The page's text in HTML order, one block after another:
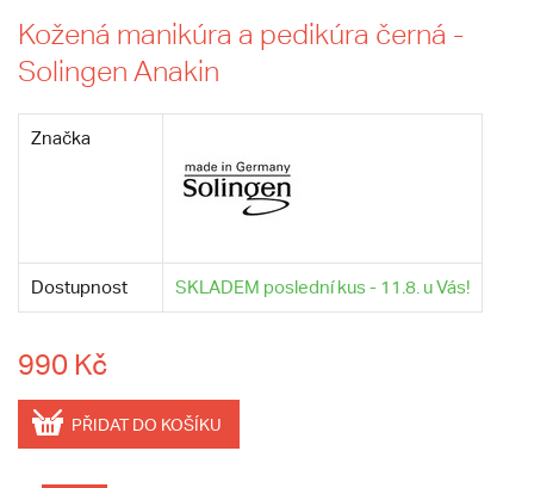
Kožená manikúra a pedikúra černá -
Solingen Anakin
Značka
Dostupnost SKLADEM poslední kus - 11.8. u Vás!
990 Kč
PŘIDAT DO KOŠÍKU